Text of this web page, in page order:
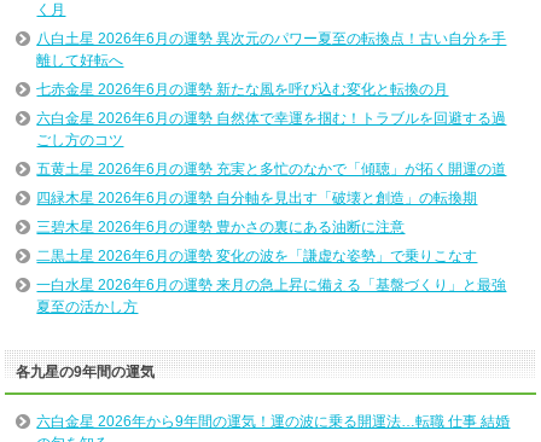
く月
八白土星 2026年6月の運勢 異次元のパワー夏至の転換点！古い自分を手
離して好転へ
七赤金星 2026年6月の運勢 新たな風を呼び込む変化と転換の月
六白金星 2026年6月の運勢 自然体で幸運を掴む！トラブルを回避する過
ごし方のコツ
五黄土星 2026年6月の運勢 充実と多忙のなかで「傾聴」が拓く開運の道
四緑木星 2026年6月の運勢 自分軸を見出す「破壊と創造」の転換期
三碧木星 2026年6月の運勢 豊かさの裏にある油断に注意
二黒土星 2026年6月の運勢 変化の波を「謙虚な姿勢」で乗りこなす
一白水星 2026年6月の運勢 来月の急上昇に備える「基盤づくり」と最強
夏至の活かし方
各九星の9年間の運気
六白金星 2026年から9年間の運気！運の波に乗る開運法…転職 仕事 結婚